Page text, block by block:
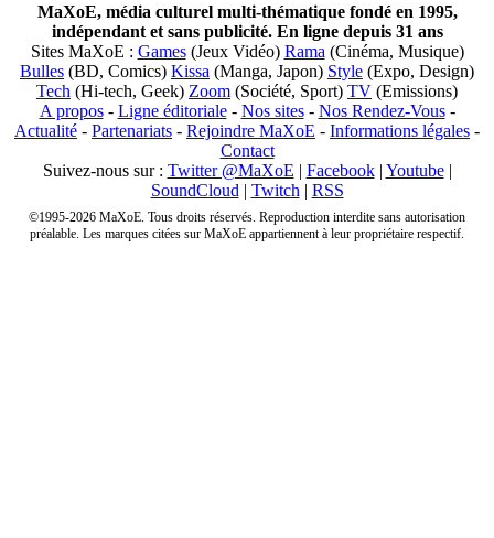
MaXoE, média culturel multi-thématique fondé en 1995,
indépendant et sans publicité. En ligne depuis 31 ans
Sites MaXoE : Games(Jeux Vidéo) Rama (Cinéma, Musique)
Bulles (BD, Comics) Kissa (Manga, Japon) Style (Expo, Design)
Tech (Hi-tech, Geek) Zoom (Société, Sport) TV (Emissions)
A propos- Ligne éditoriale- Nos sites- Nos Rendez-Vous-
Actualité - Partenariats - Rejoindre MaXoE - Informations légales -
Contact
Suivez-nous sur : Twitter @MaXoE | Facebook| Youtube|
SoundCloud | Twitch | RSS
©1995-2026 MaXoE. Tous droits réservés. Reproduction interdite sans autorisation
préalable. Les marques citées sur MaXoE appartiennent à leur propriétaire respectif.